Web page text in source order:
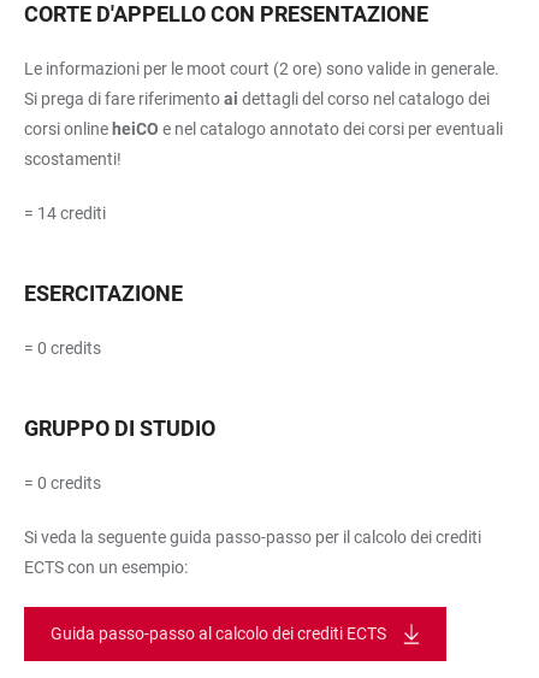
CORTE D'APPELLO CON PRESENTAZIONE
Le informazioni per le moot court (2 ore) sono valide in generale.
Si prega di fare riferimentoai dettagli del corso nel catalogo dei
corsi online heiCO e nel catalogo annotato dei corsi per eventuali
scostamenti!
= 14 crediti
ESERCITAZIONE
= 0 credits
GRUPPO DI STUDIO
= 0 credits
Si veda la seguente guida passo-passo per il calcolo dei crediti
ECTS con un esempio:
Guida passo-passo al calcolo dei crediti ECTS